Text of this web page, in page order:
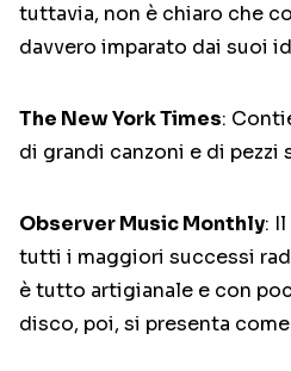
tuttavia, non è chiaro che
davvero imparato dai suoi
The New York Times:
di grandi canzoni e di pezzi
Observer Music Monthly:
tutti i maggiori successi
è tutto artigianale e con
disco, poi, si presenta